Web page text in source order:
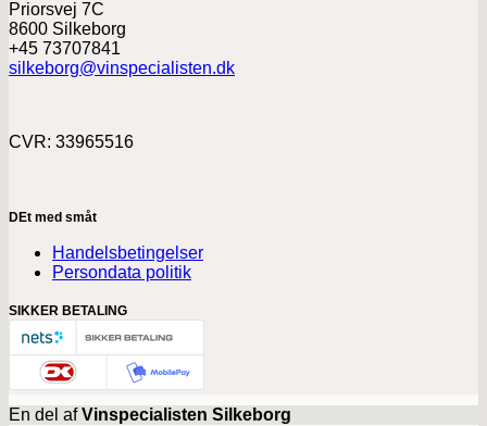
Priorsvej 7C
8600 Silkeborg
+45 73707841
silkeborg@vinspecialisten.dk
CVR: 33965516
DEt med småt
Handelsbetingelser
Persondata politik
SIKKER BETALING
En del afVinspecialisten Silkeborg